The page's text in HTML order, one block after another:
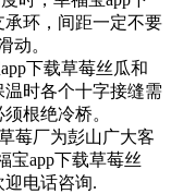
，间距一定不要
。
app下载草莓丝瓜和
温时各个十字接缝需
根绝冷桥。
莓厂为彭山广大客
宝app下载草莓丝
迎电话咨询.